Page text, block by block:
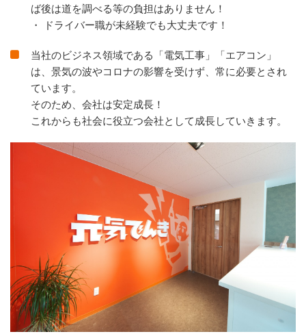
ば後は道を調べる等の負担はありません！
・ ドライバー職が未経験でも大丈夫です！
当社のビジネス領域である「電気工事」「エアコン」
は、景気の波やコロナの影響を受けず、常に必要とされ
ています。
そのため、会社は安定成長！
これからも社会に役立つ会社として成長していきます。